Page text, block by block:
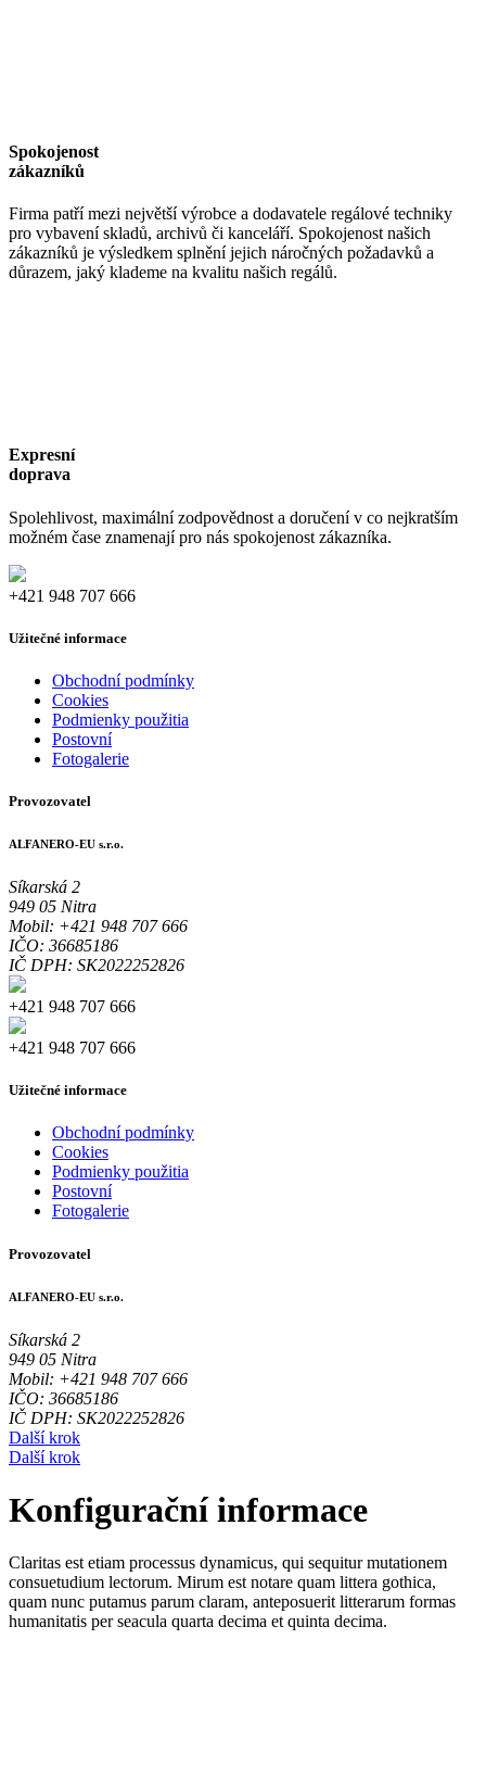
Spokojenost
zákazníků
Firma patří mezi největší výrobce a dodavatele regálové techniky
pro vybavení skladů, archivů či kanceláří. Spokojenost našich
zákazníků je výsledkem splnění jejich náročných požadavků a
důrazem, jaký klademe na kvalitu našich regálů.
Expresní
doprava
Spolehlivost, maximální zodpovědnost a doručení v co nejkratším
možném čase znamenají pro nás spokojenost zákazníka.
+421 948 707 666
Užitečné informace
Obchodní podmínky
Cookies
Podmienky použitia
Postovní
Fotogalerie
Provozovatel
ALFANERO-EU s.r.o.
Síkarská 2
949 05 Nitra
Mobil: +421 948 707 666
IČO: 36685186
IČ DPH: SK2022252826
+421 948 707 666
+421 948 707 666
Užitečné informace
Obchodní podmínky
Cookies
Podmienky použitia
Postovní
Fotogalerie
Provozovatel
ALFANERO-EU s.r.o.
Síkarská 2
949 05 Nitra
Mobil: +421 948 707 666
IČO: 36685186
IČ DPH: SK2022252826
Další krok
Další krok
Konfigurační informace
Claritas est etiam processus dynamicus, qui sequitur mutationem
consuetudium lectorum. Mirum est notare quam littera gothica,
quam nunc putamus parum claram, anteposuerit litterarum formas
humanitatis per seacula quarta decima et quinta decima.